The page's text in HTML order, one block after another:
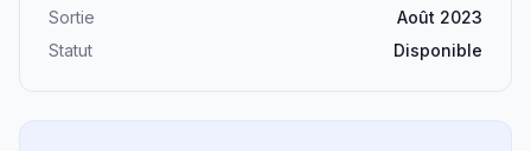
Sortie
Août 2023
Statut
Disponible